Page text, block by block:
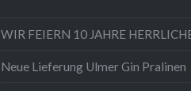
WIR FEIERN 10 JAHRE
Neue Lieferung Ulmer Gin Pralinen